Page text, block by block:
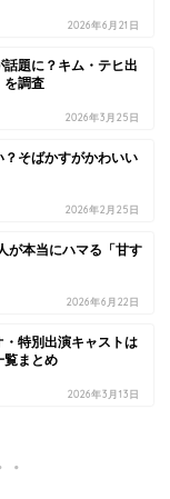
2026年6月21日
題に？キム・テヒ出
を調査
2026年3月25日
そばかすがかわいい
2026年2月25日
が本当にハマる「甘す
2026年6月22日
・特別出演キャストは
覧まとめ
2026年3月13日